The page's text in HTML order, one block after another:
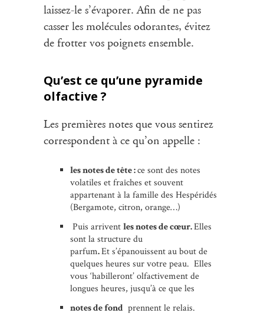
laissez-le s’évaporer. Afin de ne pas
casser les molécules odorantes, évitez
de frotter vos poignets ensemble.
Qu’est ce qu’une pyramide
olfactive ?
Les premières notes que vous sentirez
correspondent à ce qu’on appelle :
les notes de tête :ce sont des notes
volatiles et fraîches et souvent
appartenant à la famille des Hespéridés
(Bergamote, citron, orange…)
Puis arriventles notes de cœur.Elles
sont la structure du
parfum.Et s’épanouissent au bout de
quelques heures sur votre peau. Elles
vous ‘habilleront’ olfactivement de
longues heures, jusqu’à ce que les
notes de fond prennent le relais.